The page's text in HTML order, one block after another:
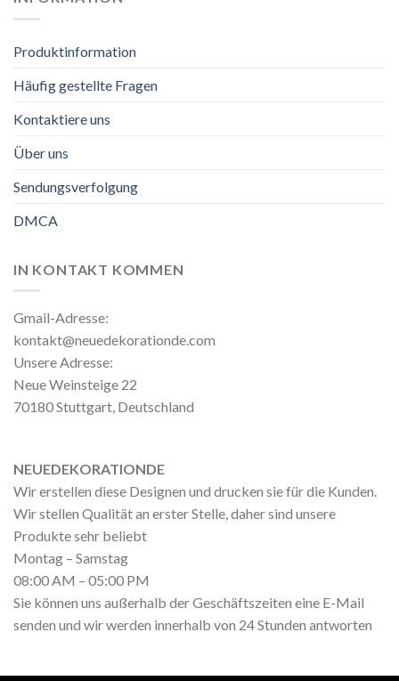
Produktinformation
Häufig gestellte Fragen
Kontaktiere uns
Über uns
Sendungsverfolgung
DMCA
IN KONTAKT KOMMEN
Gmail-Adresse:
kontakt@neuedekorationde.com
Unsere Adresse:
Neue Weinsteige 22
70180 Stuttgart, Deutschland
NEUEDEKORATIONDE
Wir erstellen diese Designen und drucken sie für die Kunden.
Wir stellen Qualität an erster Stelle, daher sind unsere
Produkte sehr beliebt
Montag – Samstag
08:00 AM – 05:00 PM
Sie können uns außerhalb der Geschäftszeiten eine E-Mail
senden und wir werden innerhalb von 24 Stunden antworten